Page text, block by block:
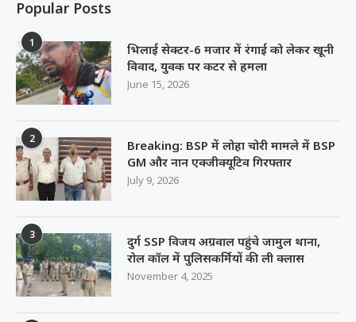
Popular Posts
1
भिलाई सेक्टर-6 मजार में रंगाई को लेकर खूनी
विवाद, युवक पर कटर से हमला
June 15, 2026
2
Breaking: BSP में लोहा चोरी मामले में BSP
GM और नान एक्जीक्यूटिव गिरफ्तार
July 9, 2026
3
दुर्ग SSP विजय अग्रवाल पहुंचे जामुल थाना,
रोल कॉल में पुलिसकर्मियों की ली क्लास
November 4, 2025